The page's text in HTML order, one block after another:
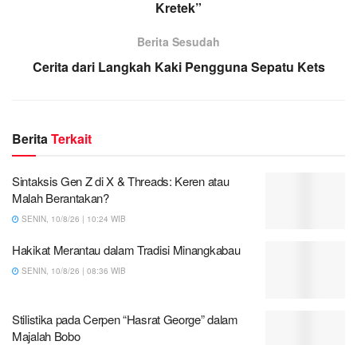
Kretek”
Berita Sesudah
Cerita dari Langkah Kaki Pengguna Sepatu Kets
BeritaTerkait
Sintaksis Gen Z di X & Threads: Keren atau
Malah Berantakan?
SENIN, 10/8/26 | 10:24 WIB
Hakikat Merantau dalam Tradisi Minangkabau
SENIN, 10/8/26 | 08:36 WIB
Stilistika pada Cerpen “Hasrat George” dalam
Majalah Bobo